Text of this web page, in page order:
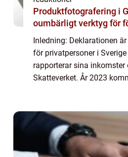
Produktfotografering i
oumbärligt verktyg för
Inledning: Deklarationen
för privatpersoner i
rapporterar sina
Skatteverket. År 2023